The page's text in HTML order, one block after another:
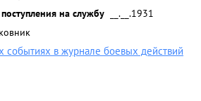
на службу
__.__.1931
событиях в журнале боевых действий